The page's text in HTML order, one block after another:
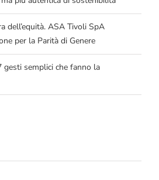
dell’equità. ASA Tivoli SpA
per la Parità di Genere
gesti semplici che fanno la